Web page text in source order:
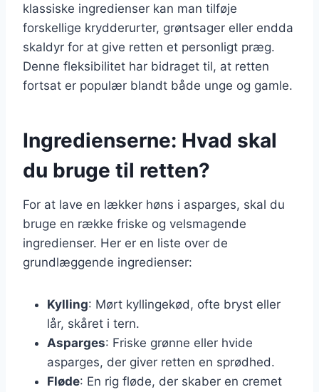
klassiske ingredienser kan man tilføje
forskellige krydderurter, grøntsager eller endda
skaldyr for at give retten et personligt præg.
Denne fleksibilitet har bidraget til, at retten
fortsat er populær blandt både unge og gamle.
Ingredienserne: Hvad skal
du bruge til retten?
For at lave en lækker høns i asparges, skal du
bruge en række friske og velsmagende
ingredienser. Her er en liste over de
grundlæggende ingredienser:
Kylling: Mørt kyllingekød, ofte bryst eller
lår, skåret i tern.
Asparges: Friske grønne eller hvide
asparges, der giver retten en sprødhed.
Fløde: En rig fløde, der skaber en cremet